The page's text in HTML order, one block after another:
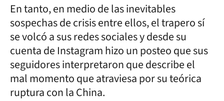
En tanto, en medio de las inevitables
sospechas de crisis entre ellos, el trapero sí
se volcó a sus redes sociales y desde su
cuenta de Instagram hizo un posteo que sus
seguidores interpretaron que describe el
mal momento que atraviesa por su teórica
ruptura con la China.